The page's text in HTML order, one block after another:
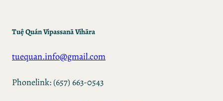
Tuệ Quán Vipassanā Vihāra
tuequan.info@gmail.com
Phonelink: (657) 663-0543